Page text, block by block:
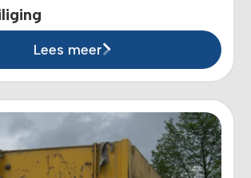
Lees meer